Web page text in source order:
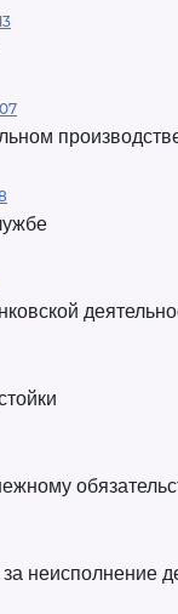
за неисполнение